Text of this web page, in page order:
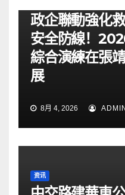
政企聯動強化
安全防線！
綜合演練在張
展
8月 4, 2026
资讯